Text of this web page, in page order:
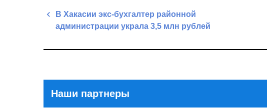
Навигация
по
В Хакасии экс-бухгалтер районной
администрации украла 3,5 млн рублей
Наши партнеры